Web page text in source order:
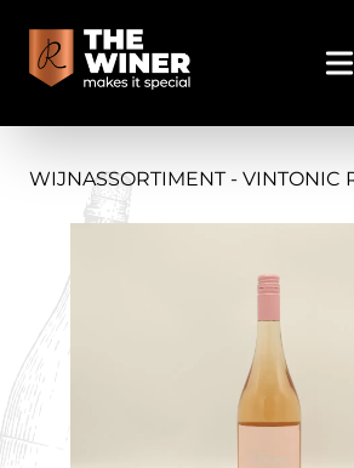
WIJNASSORTIMENT - VINTONIC